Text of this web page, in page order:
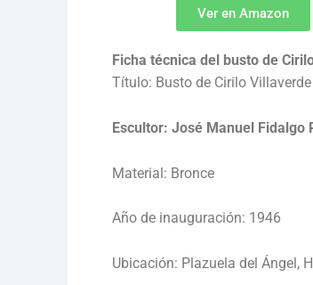
Ver en Amazon
Ficha técnica del busto de
Título: Busto de Cirilo Villaverde
Escultor: José Manuel Fidalgo
Material: Bronce
Año de inauguración: 1946
Ubicación: Plazuela del Ángel,